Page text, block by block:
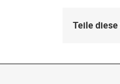
Teile diese